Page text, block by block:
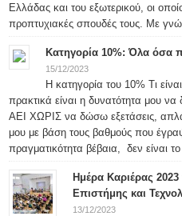
Ελλάδας και του εξωτερικού, οι
προπτυχιακές σπουδές τους. Με
Κατηγορία 10%: Όλα όσα
15/12/2023
Η κατηγορία του 10% Τι
πρακτικά είναι η δυνατότητα μου
ΑΕΙ ΧΩΡΙΣ να δώσω εξετάσεις,
μου με βάση τους βαθμούς που
πραγματικότητα βέβαια, δεν είναι
Ημέρα Καριέρας 2023
Επιστήμης και
13/12/2023